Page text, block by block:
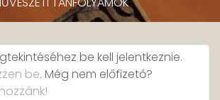
be kell jelentkeznie.
be. Még nem előfizető?